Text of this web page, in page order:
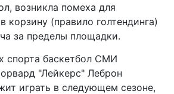
возникла помеха для
корзину (правило голтендинга)
за пределы площадки.
спорта баскетбол СМИ
"Лейкерс" Леброн
играть в следующем сезоне,